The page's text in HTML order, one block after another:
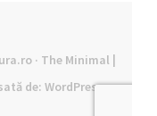
· The Minimal |
de: WordPress·